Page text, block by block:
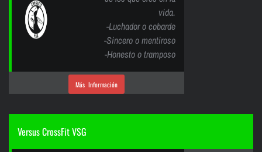
vida.
-Luchador o cobarde
-Sincero o mentiroso
-Honesto o tramposo
Más Información
Versus CrossFit VSG